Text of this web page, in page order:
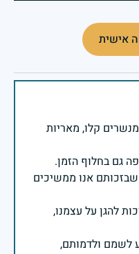
אישית
קלו, מאריות
אנו ממשיכים
להגן על עצמנו,
לשמם ולדמותם,